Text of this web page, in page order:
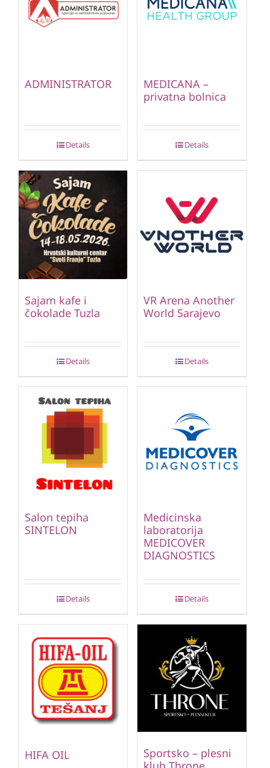
ADMINISTRATOR
Details
MEDICANA –
privatna bolnica
Details
Sajam kafe i
čokolade Tuzla
Details
VR Arena Another
World Sarajevo
Details
Salon tepiha
SINTELON
Details
Medicinska
laboratorija
MEDICOVER
DIAGNOSTICS
Details
HIFA OIL
Sportsko – plesni